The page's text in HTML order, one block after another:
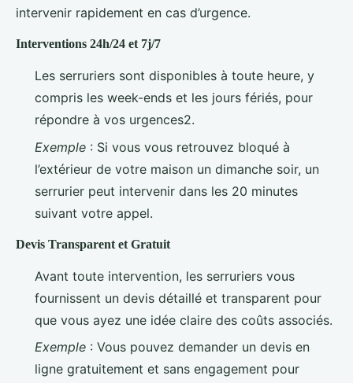
intervenir rapidement en cas d’urgence.
Interventions 24h/24 et 7j/7
Les serruriers sont disponibles à toute heure, y
compris les week-ends et les jours fériés, pour
répondre à vos urgences2.
Exemple : Si vous vous retrouvez bloqué à
l’extérieur de votre maison un dimanche soir, un
serrurier peut intervenir dans les 20 minutes
suivant votre appel.
Devis Transparent et Gratuit
Avant toute intervention, les serruriers vous
fournissent un devis détaillé et transparent pour
que vous ayez une idée claire des coûts associés.
Exemple : Vous pouvez demander un devis en
ligne gratuitement et sans engagement pour